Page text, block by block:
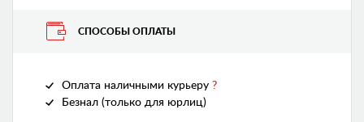
СПОСОБЫ ОПЛАТЫ
Оплата наличными курьеру ?
Безнал (только для юрлиц)